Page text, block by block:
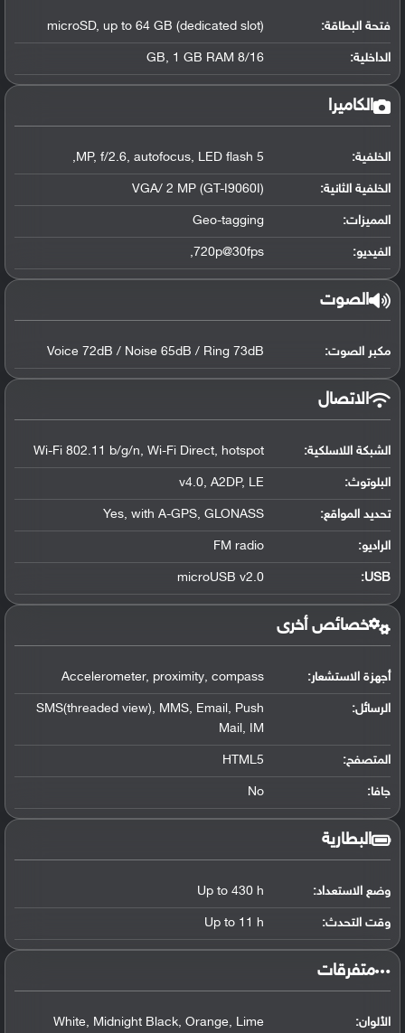
فتحة البطاقة: microSD, up to 64 GB (dedicated slot)
الداخلية: 8/16 GB, 1 GB RAM
الكاميرا
الخلفية: 5 MP, f/2.6, autofocus, LED flash,
الخلفية الثانية: VGA/ 2 MP (GT-I9060I)
المميزات: Geo-tagging
الفيديو: 720p@30fps,
الصوت
مكبر الصوت: Voice 72dB / Noise 65dB / Ring 73dB
الاتصال
الشبكة اللاسلكية: Wi-Fi 802.11 b/g/n, Wi-Fi Direct, hotspot
البلوتوث:
v4.0, A2DP, LE
تحديد المواقع:
Yes, with A-GPS, GLONASS
الراديو: FM radio
USB
:
microUSB v2.0
خصائص أخرى
أجهزة الاستشعار: Accelerometer, proximity, compass
الرسائل:
SMS(threaded view), MMS, Email, Push
Mail, IM
المتصفح: HTML5
جافا: No
البطارية
وضع الاستعداد: Up to 430 h
وقت التحدث: Up to 11 h
‏متفرقات‏
الألوان: White, Midnight Black, Orange, Lime